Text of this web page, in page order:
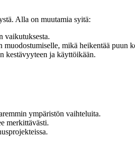
Alla on muutamia syitä:
vaikutuksesta.
mikä heikentää puun
kestävyyteen ja käyttöikään.
ympäristön vaihteluita.
merkittävästi.